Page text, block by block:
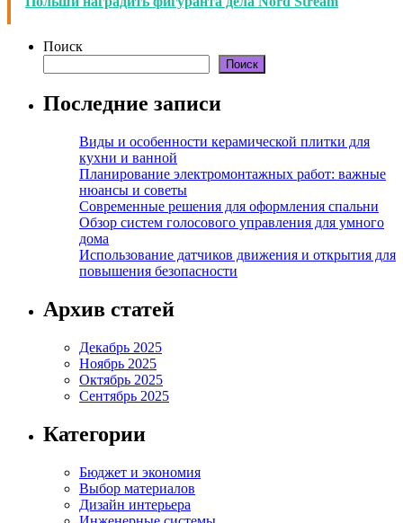
Поиск
Поиск
Последние записи
Виды и особенности керамической плитки для
кухни и ванной
Планирование электромонтажных работ: важные
нюансы и советы
Современные решения для оформления спальни
Обзор систем голосового управления для умного
дома
Использование датчиков движения и открытия для
повышения безопасности
Архив статей
Декабрь 2025
Ноябрь 2025
Октябрь 2025
Сентябрь 2025
Категории
Бюджет и экономия
Выбор материалов
Дизайн интерьера